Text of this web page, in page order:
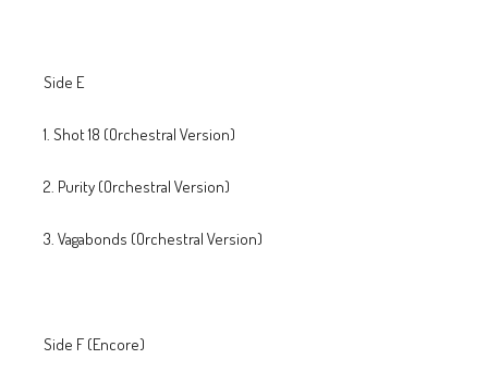
Side E
1. Shot 18 (Orchestral Version)
2. Purity (Orchestral Version)
3. Vagabonds (Orchestral Version)
Side F (Encore)